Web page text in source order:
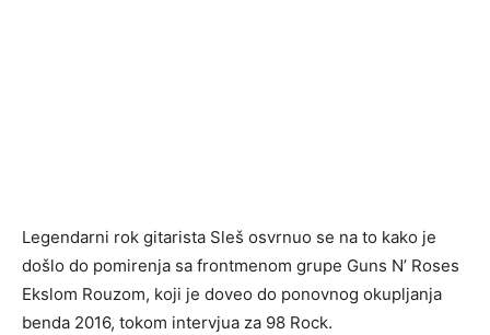
Legendarni rok gitarista Sleš osvrnuo se na to kako je
došlo do pomirenja sa frontmenom grupe Guns N’ Roses
Ekslom Rouzom, koji je doveo do ponovnog okupljanja
benda 2016, tokom intervjua za 98 Rock.